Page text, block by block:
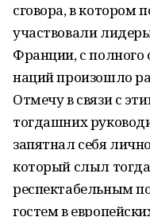
сговора, в котором
участвовали
Франции, с полного
наций произошло
Отмечу в связи с
тогдашних
запятнал себя
который слыл
респектабельным
гостем в